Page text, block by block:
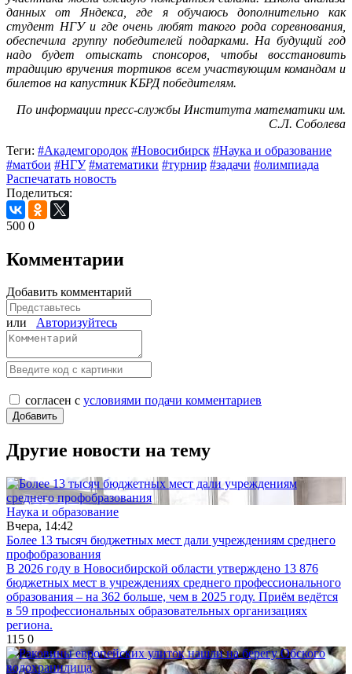
данных от Яндекса, где я обучаюсь дополнительно как
студент НГУ и где очень любят такого рода соревнования,
обеспечила группу победителей подарками. На будущий год
надо будет отыскать спонсоров, чтобы восстановить
традицию вручения тортиков всем участвующим командам и
билетов на капустник КБРД победителям.
По информации пресс-службы Института математики им.
С.Л. Соболева
Теги: #Академгородок #Новосибирск #Наука и образование
#матбои #НГУ #математики #турнир #задачи #олимпиада
Распечатать новость
Поделиться:
500 0
Комментарии
Добавить комментарий
или Авторизуйтесь
согласен с условиями подачи комментариев
Другие новости на тему
Наука и образование
Вчера, 14:42
Более 13 тысяч бюджетных мест дали учреждениям среднего
профобразования
В 2026 году в Новосибирской области утверждено 13 876
бюджетных мест в учреждениях среднего профессионального
образования – на 362 больше, чем в 2025 году. Приём ведётся
в 59 профессиональных образовательных организациях
региона.
115 0